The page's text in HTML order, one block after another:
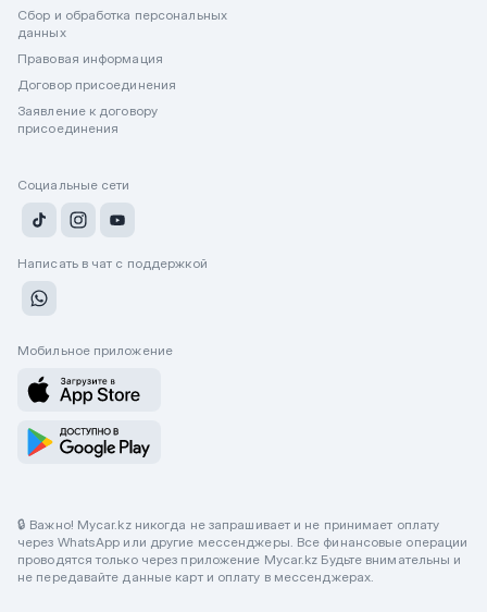
Сбор и обработка персональных
данных
Правовая информация
Договор присоединения
Заявление к договору
присоединения
Социальные сети
Написать в чат с поддержкой
Мобильное приложение
🔒 Важно! Mycar.kz никогда не запрашивает и не принимает оплату
через WhatsApp или другие мессенджеры. Все финансовые операции
проводятся только через приложение Mycar.kz Будьте внимательны и
не передавайте данные карт и оплату в мессенджерах.